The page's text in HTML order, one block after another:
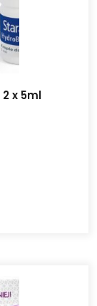
x 5ml